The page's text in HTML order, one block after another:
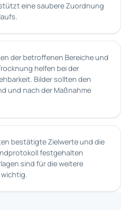
eine saubere Zuordnung
der betroffenen Bereiche und
helfen bei der
Bilder sollten den
und nach der Maßnahme
bestätigte Zielwerte und die
festgehalten
sind für die weitere
wichtig.